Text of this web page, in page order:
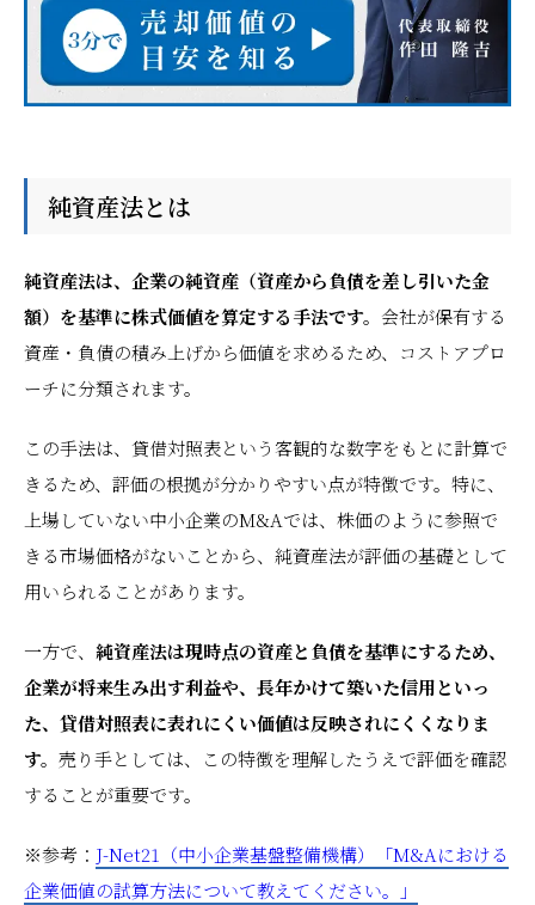
純資産法とは
純資産法は、企業の純資産（資産から負債を差し引いた金
額）を基準に株式価値を算定する手法です。 会社が保有する
資産・負債の積み上げから価値を求めるため、コストアプロ
ーチに分類されます。
この手法は、貸借対照表という客観的な数字をもとに計算で
きるため、評価の根拠が分かりやすい点が特徴です。特に、
上場していない中小企業のM&Aでは、株価のように参照で
きる市場価格がないことから、純資産法が評価の基礎として
用いられることがあります。
一方で、 純資産法は現時点の資産と負債を基準にするため、
企業が将来生み出す利益や、長年かけて築いた信用といっ
た、貸借対照表に表れにくい価値は反映されにくくなりま
す。 売り手としては、この特徴を理解したうえで評価を確認
することが重要です。
※参考： J-Net21（中小企業基盤整備機構）「M&Aにおける
企業価値の試算方法について教えてください。」